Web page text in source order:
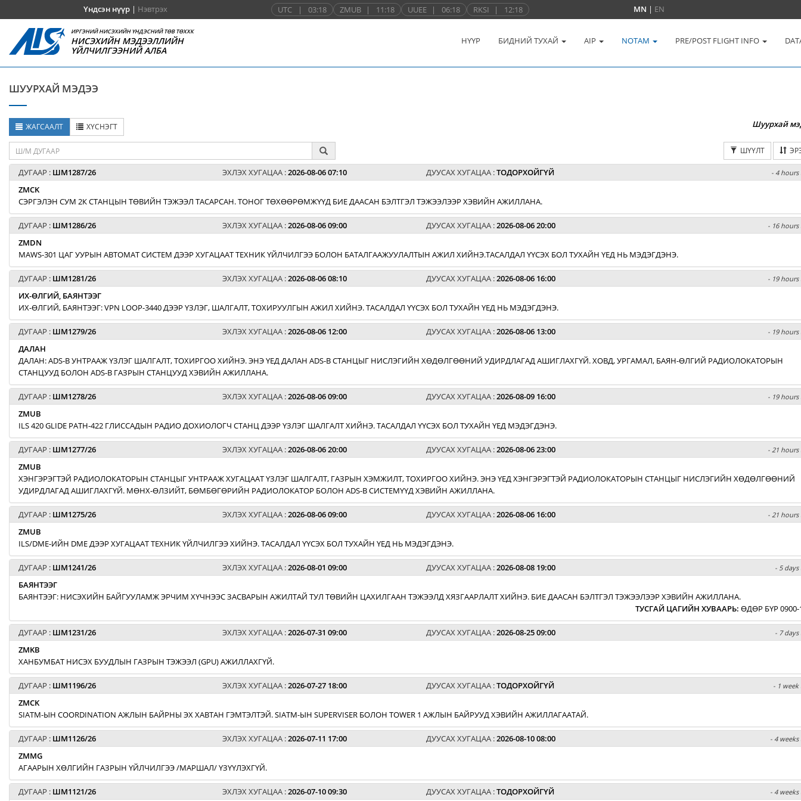
Үндсэн нүүр| Нэвтрэх UTC | 03:18 ZMUB | 11:18 UUEE | 06:18 RKSI | 12:18 MN | EN
ИРГЭНИЙ НИСЭХИЙН ҮНДЭСНИЙ ТӨВ ТӨХХК
НИСЭХИЙН МЭДЭЭЛЛИЙН
ҮЙЛЧИЛГЭЭНИЙ АЛБА
НҮҮР БИДНИЙ ТУХАЙ AIP NOTAM PRE/POST FLIGHT INFO
ШУУРХАЙ МЭДЭЭ
ЖАГСААЛТ ХҮСНЭГТ Шуурхай
ШҮҮЛТ
ДУГААР : ШМ1287/26 ЭХЛЭХ ХУГАЦАА :2026-08-06 07:10 ДУУСАХ ХУГАЦАА :ТОДОРХОЙГҮЙ - 4 hours
ZMCK
СЭРГЭЛЭН СУМ 2К СТАНЦЫН ТӨВИЙН ТЭЖЭЭЛ ТАСАРСАН. ТОНОГ ТӨХӨӨРӨМЖҮҮД БИЕ ДААСАН БЭЛТГЭЛ ТЭЖЭЭЛЭЭР ХЭВИЙН АЖИЛЛАНА.
ДУГААР : ШМ1286/26 ЭХЛЭХ ХУГАЦАА :2026-08-06 09:00 ДУУСАХ ХУГАЦАА :2026-08-06 20:00 - 16 hours
ZMDN
MAWS-301 ЦАГ УУРЫН АВТОМАТ СИСТЕМ ДЭЭР ХУГАЦААТ ТЕХНИК ҮЙЛЧИЛГЭЭ БОЛОН БАТАЛГААЖУУЛАЛТЫН АЖИЛ ХИЙНЭ.ТАСАЛДАЛ ҮҮСЭХ БОЛ ТУХАЙН ҮЕД НЬ МЭДЭГДЭНЭ.
ДУГААР : ШМ1281/26 ЭХЛЭХ ХУГАЦАА :2026-08-06 08:10 ДУУСАХ ХУГАЦАА :2026-08-06 16:00 - 19 hours
ИХ-ӨЛГИЙ, БАЯНТЭЭГ
ИХ-ӨЛГИЙ, БАЯНТЭЭГ: VPN LOOP-3440 ДЭЭР ҮЗЛЭГ, ШАЛГАЛТ, ТОХИРУУЛГЫН АЖИЛ ХИЙНЭ. ТАСАЛДАЛ ҮҮСЭХ БОЛ ТУХАЙН ҮЕД НЬ МЭДЭГДЭНЭ.
ДУГААР : ШМ1279/26 ЭХЛЭХ ХУГАЦАА :2026-08-06 12:00 ДУУСАХ ХУГАЦАА :2026-08-06 13:00 - 19 hours
ДАЛАН
ДАЛАН: ADS-B УНТРААЖ ҮЗЛЭГ ШАЛГАЛТ, ТОХИРГОО ХИЙНЭ. ЭНЭ ҮЕД ДАЛАН ADS-B СТАНЦЫГ НИСЛЭГИЙН ХӨДӨЛГӨӨНИЙ УДИРДЛАГАД АШИГЛАХГҮЙ. ХОВД, УРГАМАЛ, БАЯН-ӨЛГИЙ РАДИОЛОКАТОРЫН
СТАНЦУУД БОЛОН ADS-B ГАЗРЫН СТАНЦУУД ХЭВИЙН АЖИЛЛАНА.
ДУГААР : ШМ1278/26 ЭХЛЭХ ХУГАЦАА :2026-08-06 09:00 ДУУСАХ ХУГАЦАА :2026-08-09 16:00 - 19 hours
ZMUB
ILS 420 GLIDE PATH-422 ГЛИССАДЫН РАДИО ДОХИОЛОГЧ СТАНЦ ДЭЭР ҮЗЛЭГ ШАЛГАЛТ ХИЙНЭ. ТАСАЛДАЛ ҮҮСЭХ БОЛ ТУХАЙН ҮЕД МЭДЭГДЭНЭ.
ДУГААР : ШМ1277/26 ЭХЛЭХ ХУГАЦАА :2026-08-06 20:00 ДУУСАХ ХУГАЦАА :2026-08-06 23:00 - 21 hours
ZMUB
ХЭНГЭРЭГТЭЙ РАДИОЛОКАТОРЫН СТАНЦЫГ УНТРААЖ ХУГАЦААТ ҮЗЛЭГ ШАЛГАЛТ, ГАЗРЫН ХЭМЖИЛТ, ТОХИРГОО ХИЙНЭ. ЭНЭ ҮЕД ХЭНГЭРЭГТЭЙ РАДИОЛОКАТОРЫН СТАНЦЫГ НИСЛЭГИЙН ХӨДӨЛГӨӨНИЙ
УДИРДЛАГАД АШИГЛАХГҮЙ. МӨНХ-ӨЛЗИЙТ, БӨМБӨГӨРИЙН РАДИОЛОКАТОР БОЛОН ADS-B СИСТЕМҮҮД ХЭВИЙН АЖИЛЛАНА.
ДУГААР : ШМ1275/26 ЭХЛЭХ ХУГАЦАА :2026-08-06 09:00 ДУУСАХ ХУГАЦАА :2026-08-06 16:00 - 21 hours
ZMUB
ILS/DME-ИЙН DME ДЭЭР ХУГАЦААТ ТЕХНИК ҮЙЛЧИЛГЭЭ ХИЙНЭ. ТАСАЛДАЛ ҮҮСЭХ БОЛ ТУХАЙН ҮЕД НЬ МЭДЭГДЭНЭ.
ДУГААР : ШМ1241/26 ЭХЛЭХ ХУГАЦАА :2026-08-01 09:00 ДУУСАХ ХУГАЦАА :2026-08-08 19:00 - 5 days
БАЯНТЭЭГ
БАЯНТЭЭГ: НИСЭХИЙН БАЙГУУЛАМЖ ЭРЧИМ ХҮЧНЭЭС ЗАСВАРЫН АЖИЛТАЙ ТУЛ ТӨВИЙН ЦАХИЛГААН ТЭЖЭЭЛД ХЯЗГААРЛАЛТ ХИЙНЭ. БИЕ ДААСАН БЭЛТГЭЛ ТЭЖЭЭЛЭЭР ХЭВИЙН АЖИЛЛАНА.
ТУСГАЙ ЦАГИЙН ХУВААРЬ: ӨДӨР БҮР 0900-
ДУГААР : ШМ1231/26 ЭХЛЭХ ХУГАЦАА :2026-07-31 09:00 ДУУСАХ ХУГАЦАА :2026-08-25 09:00 - 7 days
ZMKB
ХАНБУМБАТ НИСЭХ БУУДЛЫН ГАЗРЫН ТЭЖЭЭЛ (GPU) АЖИЛЛАХГҮЙ.
ДУГААР : ШМ1196/26 ЭХЛЭХ ХУГАЦАА :2026-07-27 18:00 ДУУСАХ ХУГАЦАА :ТОДОРХОЙГҮЙ - 1 week
ZMCK
SIATM-ЫН COORDINATION АЖЛЫН БАЙРНЫ ЭХ ХАВТАН ГЭМТЭЛТЭЙ. SIATM-ЫН SUPERVISER БОЛОН TOWER 1 АЖЛЫН БАЙРУУД ХЭВИЙН АЖИЛЛАГААТАЙ.
ДУГААР : ШМ1126/26 ЭХЛЭХ ХУГАЦАА :2026-07-11 17:00 ДУУСАХ ХУГАЦАА :2026-08-10 08:00 - 4 weeks
ZMMG
АГААРЫН ХӨЛГИЙН ГАЗРЫН ҮЙЛЧИЛГЭЭ /МАРШАЛ/ ҮЗҮҮЛЭХГҮЙ.
ДУГААР : ШМ1121/26 ЭХЛЭХ ХУГАЦАА :2026-07-10 09:30 ДУУСАХ ХУГАЦАА :ТОДОРХОЙГҮЙ - 4 weeks